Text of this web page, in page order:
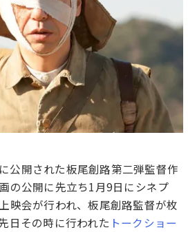
公開された板尾創路第二弾監督作
の公開に先立ち1月9日にシネプ
映会が行われ、板尾創路監督が枚
日その時に行われた トークショー